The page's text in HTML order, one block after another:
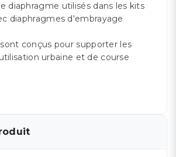
diaphragme utilisés dans les kits
diaphragmes d'embrayage
conçus pour supporter les
urbaine et de course